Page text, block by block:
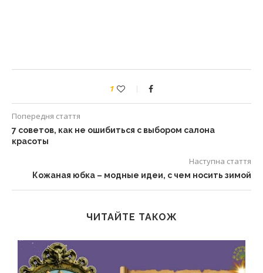
1
Попередня стаття
7 советов, как не ошибиться с выбором салона
красоты
Наступна стаття
Кожаная юбка – модные идеи, с чем носить зимой
ЧИТАЙТЕ ТАКОЖ